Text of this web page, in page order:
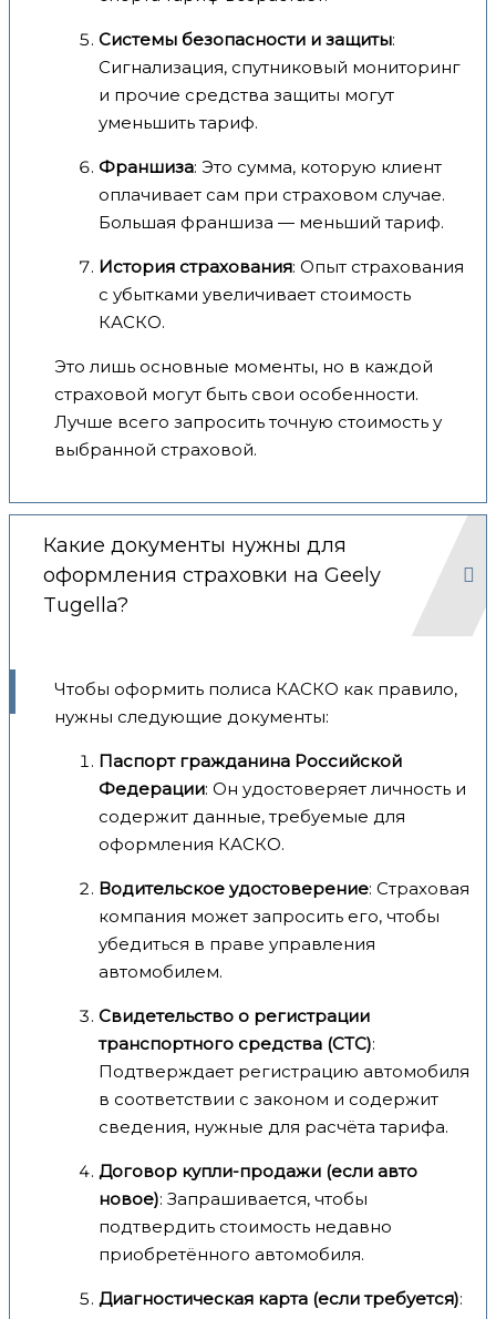
Системы безопасности и защиты:
Сигнализация, спутниковый мониторинг
и прочие средства защиты могут
уменьшить тариф.
Франшиза: Это сумма, которую клиент
оплачивает сам при страховом случае.
Большая франшиза — меньший тариф.
История страхования: Опыт страхования
с убытками увеличивает стоимость
КАСКО.
Это лишь основные моменты, но в каждой
страховой могут быть свои особенности.
Лучше всего запросить точную стоимость у
выбранной страховой.
Какие документы нужны для
оформления страховки на Geely
Tugella?
Чтобы оформить полиса КАСКО как правило,
нужны следующие документы:
Паспорт гражданина Российской
Федерации: Он удостоверяет личность и
содержит данные, требуемые для
оформления КАСКО.
Водительское удостоверение: Страховая
компания может запросить его, чтобы
убедиться в праве управления
автомобилем.
Свидетельство о регистрации
транспортного средства (СТС):
Подтверждает регистрацию автомобиля
в соответствии с законом и содержит
сведения, нужные для расчёта тарифа.
Договор купли-продажи (если авто
новое): Запрашивается, чтобы
подтвердить стоимость недавно
приобретённого автомобиля.
Диагностическая карта (если требуется):